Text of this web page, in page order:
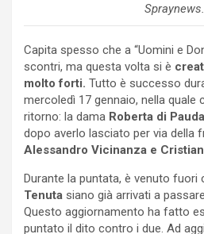
Capita spesso che a “Uomini e
scontri, ma questa volta si è
molto forti. Tutto è successo
mercoledì 17 gennaio, nella quale
ritorno: la dama Roberta di Pauda
dopo averlo lasciato per via della
Alessandro Vicinanza e
Durante la puntata, è venuto fuori
Tenuta siano già arrivati a
Questo aggiornamento ha fatto
puntato il dito contro i due. Ad